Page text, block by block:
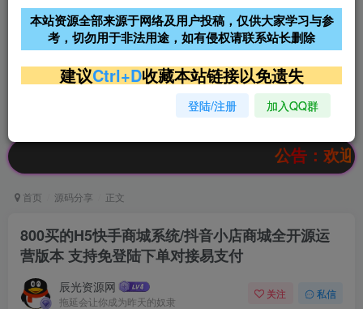
阿里云2核2G200M服务器68元/
年
雨云高防免备案服务器
超低价文字广告位招租 超低价文字广告位招租
超低价文字广告位招租
公告：欢迎访问
首页 源码分享 正文
800买的H5快手商城系统/抖音小店商城全开源运
营版本 支持免登陆下单对接易支付
辰光资源网
拖延会让你成为昨天的奴隶
关注 私信
本站资源全部来源于网络及用户投稿，仅供大家学习与参
考，切勿用于非法用途，如有侵权请联系站长删除
建议Ctrl+D收藏本站链接以免遗失
登陆/注册 加入QQ群